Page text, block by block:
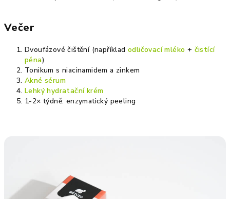
Večer
Dvoufázové čištění (například odličovací mléko + čistící
pěna)
Tonikum s niacinamidem a zinkem
Akné sérum
Lehký hydratační krém
1-2× týdně: enzymatický peeling